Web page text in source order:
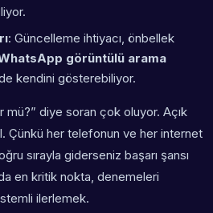
: Güncelleme ihtiyacı, önbellek
görüntülü arama
kendini gösterebiliyor.
diye soran çok oluyor. Açık
Çünkü her telefonun ve her internet
sırayla giderseniz başarı şansı
en kritik nokta, denemeleri
ilerlemek.